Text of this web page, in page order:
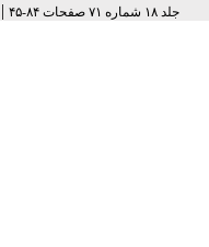
جلد ۱۸ شماره ۷۱ صفحات ۸۴-۴۵